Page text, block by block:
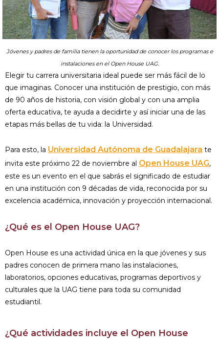
Jóvenes y padres de familia tienen la oportunidad de conocer los programas e
instalaciones en el Open House UAG.
Elegir tu carrera universitaria ideal puede ser más fácil de lo
que imaginas. Conocer una institución de prestigio, con más
de 90 años de historia, con visión global y con una amplia
oferta educativa, te ayuda a decidirte y así iniciar una de las
etapas más bellas de tu vida: la Universidad.
Para esto, la Universidad Autónoma de Guadalajara te
invita este próximo 22 de noviembre al Open House UAG,
este es un evento en el que sabrás el significado de estudiar
en una institución con 9 décadas de vida, reconocida por su
excelencia académica, innovación y proyección internacional.
¿Qué es el Open House UAG?
Open House es una actividad única en la que jóvenes y sus
padres conocen de primera mano las instalaciones,
laboratorios, opciones educativas, programas deportivos y
culturales que la UAG tiene para toda su comunidad
estudiantil.
¿Qué actividades incluye el Open House